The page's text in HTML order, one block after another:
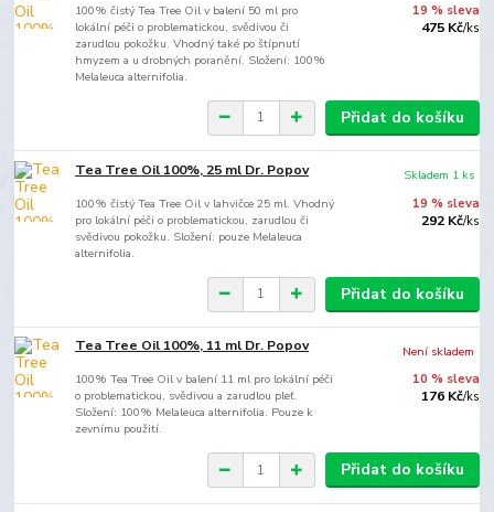
100% čistý Tea Tree Oil v balení 50 ml pro
lokální péči o problematickou, svědivou či
zarudlou pokožku. Vhodný také po štípnutí
hmyzem a u drobných poranění. Složení: 100%
Melaleuca alternifolia.
19 % sleva
475 Kč/ks
Přidat do košíku
Tea Tree Oil 100%, 25 ml Dr. Popov
100% čistý Tea Tree Oil v lahvičce 25 ml. Vhodný
pro lokální péči o problematickou, zarudlou či
svědivou pokožku. Složení: pouze Melaleuca
alternifolia.
19 % sleva
292 Kč/ks
Skladem 1 ks
Přidat do košíku
Tea Tree Oil 100%, 11 ml Dr. Popov
100% Tea Tree Oil v balení 11 ml pro lokální péči
o problematickou, svědivou a zarudlou pleť.
Složení: 100% Melaleuca alternifolia. Pouze k
zevnímu použití.
10 % sleva
176 Kč/ks
Není skladem
Přidat do košíku